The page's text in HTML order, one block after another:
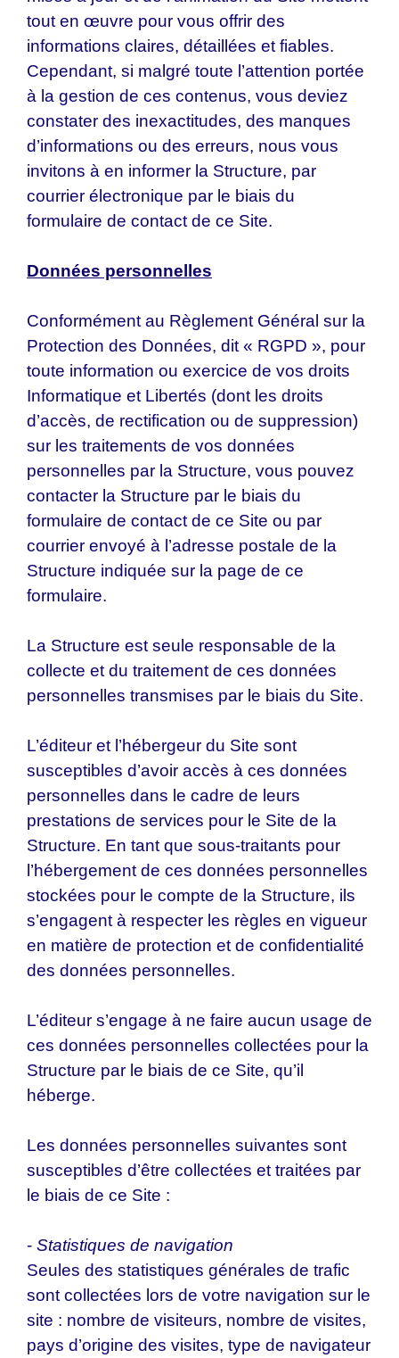
tout en œuvre pour vous offrir des
informations claires, détaillées et fiables.
Cependant, si malgré toute l’attention portée
à la gestion de ces contenus, vous deviez
constater des inexactitudes, des manques
d’informations ou des erreurs, nous vous
invitons à en informer la Structure, par
courrier électronique par le biais du
formulaire de contact de ce Site.
Données personnelles
Conformément au Règlement Général sur la
Protection des Données, dit « RGPD », pour
toute information ou exercice de vos droits
Informatique et Libertés (dont les droits
d’accès, de rectification ou de suppression)
sur les traitements de vos données
personnelles par la Structure, vous pouvez
contacter la Structure par le biais du
formulaire de contact de ce Site ou par
courrier envoyé à l’adresse postale de la
Structure indiquée sur la page de ce
formulaire.
La Structure est seule responsable de la
collecte et du traitement de ces données
personnelles transmises par le biais du Site.
L’éditeur et l’hébergeur du Site sont
susceptibles d’avoir accès à ces données
personnelles dans le cadre de leurs
prestations de services pour le Site de la
Structure. En tant que sous-traitants pour
l’hébergement de ces données personnelles
stockées pour le compte de la Structure, ils
s’engagent à respecter les règles en vigueur
en matière de protection et de confidentialité
des données personnelles.
L’éditeur s’engage à ne faire aucun usage de
ces données personnelles collectées pour la
Structure par le biais de ce Site, qu’il
héberge.
Les données personnelles suivantes sont
susceptibles d’être collectées et traitées par
le biais de ce Site :
- Statistiques de navigation
Seules des statistiques générales de trafic
sont collectées lors de votre navigation sur le
site : nombre de visiteurs, nombre de visites,
pays d’origine des visites, type de navigateur